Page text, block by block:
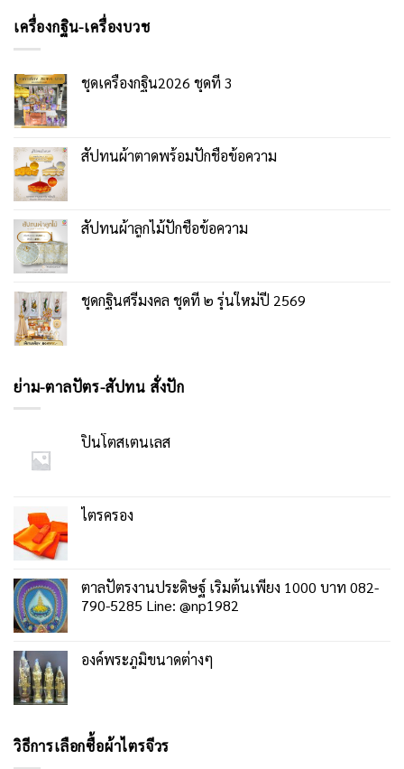
เครื่องกฐิน-เครื่องบวช
ชุดเครื่องกฐิน2026 ชุดที่ 3
สัปทนผ้าตาดพร้อมปักชื่อข้อความ
สัปทนผ้าลูกไม้ปักชื่อข้อความ
ชุดกฐินศรีมงคล ชุดที่ ๒ รุ่นใหม่ปี 2569
ย่าม-ตาลปัตร-สัปทน สั่งปัก
ปิ่นโตสเตนเลส
ไตรครอง
ตาลปัตรงานประดิษฐ์ เริ่มต้นเพียง 1000 บาท 082-
790-5285 Line: @np1982
องค์พระภูมิขนาดต่างๆ
วิธีการเลือกซื้อผ้าไตรจีวร